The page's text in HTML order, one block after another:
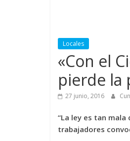
Locales
«Con el
pierde la
27 junio, 2016
“La ley es tan
trabajadores